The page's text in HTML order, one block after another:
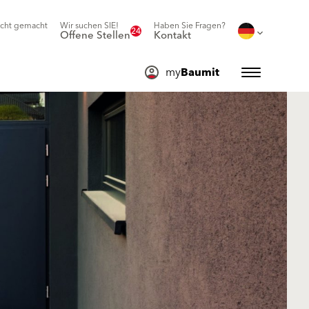
gemacht Wir suchen SIE!
Offene Stellen24 Haben Sie Fragen?
Kontakt
myBaumit